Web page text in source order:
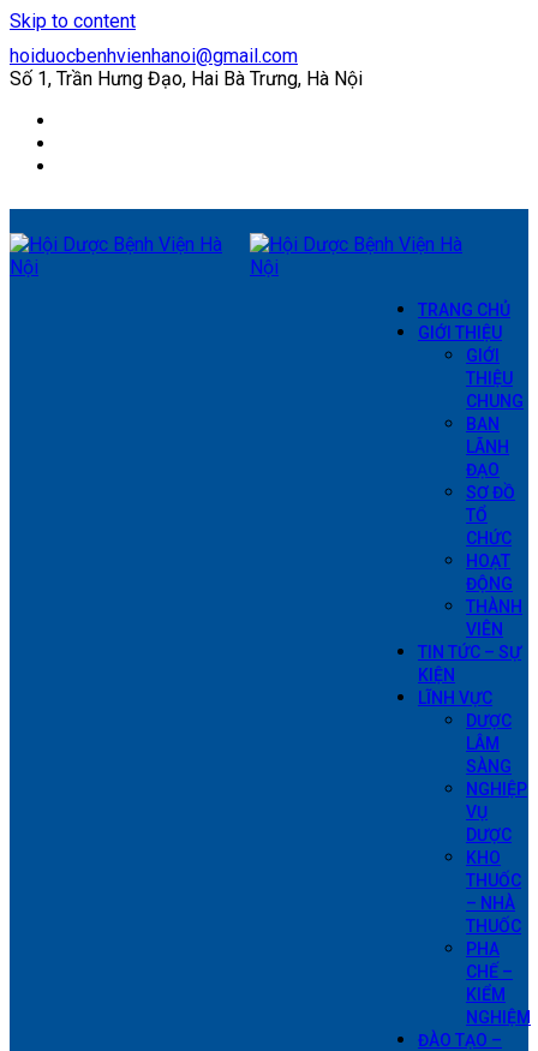
Skip to content
hoiduocbenhvienhanoi@gmail.com
Số 1, Trần Hưng Đạo, Hai Bà Trưng, Hà Nội
TRANG CHỦ
GIỚI THIỆU
GIỚI
THIỆU
CHUNG
BAN
LÃNH
ĐẠO
SƠ ĐỒ
TỔ
CHỨC
HOẠT
ĐỘNG
THÀNH
VIÊN
TIN TỨC – SỰ
KIỆN
LĨNH VỰC
DƯỢC
LÂM
SÀNG
NGHIỆP
VỤ
DƯỢC
KHO
THUỐC
– NHÀ
THUỐC
PHA
CHẾ –
KIỂM
NGHIỆM
ĐÀO TẠO –